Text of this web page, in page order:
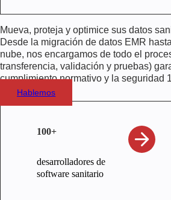
Mueva, proteja y optimice sus datos
Desde la migración de datos EMR
nube, nos encargamos de todo el
transferencia, validación y pruebas)
cumplimiento normativo y la seguridad
Hablemos
100+
desarrolladores de
software sanitario